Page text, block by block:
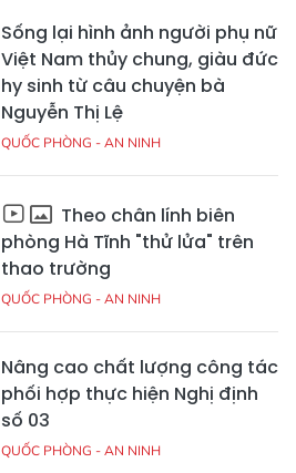
Sống lại hình ảnh người phụ nữ
Việt Nam thủy chung, giàu đức
hy sinh từ câu chuyện bà
Nguyễn Thị Lệ
QUỐC PHÒNG - AN NINH
Theo chân lính biên
phòng Hà Tĩnh "thử lửa" trên
thao trường
QUỐC PHÒNG - AN NINH
Nâng cao chất lượng công tác
phối hợp thực hiện Nghị định
số 03
QUỐC PHÒNG - AN NINH